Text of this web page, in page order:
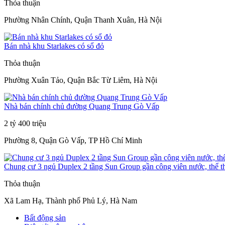
Thỏa thuận
Phường Nhân Chính, Quận Thanh Xuân, Hà Nội
Bán nhà khu Starlakes có sổ đỏ
Thỏa thuận
Phường Xuân Tảo, Quận Bắc Từ Liêm, Hà Nội
Nhà bán chính chủ đường Quang Trung Gò Vấp
2 tỷ 400 triệu
Phường 8, Quận Gò Vấp, TP Hồ Chí Minh
Chung cư 3 ngủ Duplex 2 tầng Sun Group gần công viên nước, thể
Thỏa thuận
Xã Lam Hạ, Thành phố Phủ Lý, Hà Nam
Bất động sản